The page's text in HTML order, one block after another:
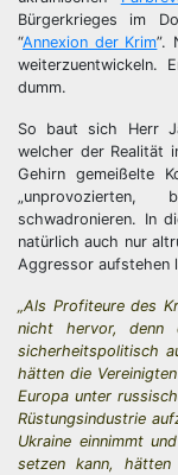
Bürgerkrieges im
“Annexion der Krim”.
weiterzuentwickeln.
dumm.
So baut sich Herr
welcher der Realität
Gehirn gemeißelte
„unprovozierten,
schwadronieren. In
natürlich auch nur
Aggressor aufstehen
„Als Profiteure des
nicht hervor, denn
sicherheitspolitisch
hätten die
Europa unter
Rüstungsindustrie
Ukraine einnimmt
setzen kann,